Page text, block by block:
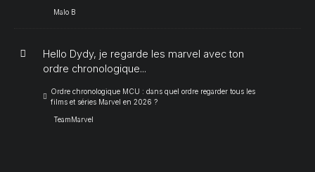
Malo B
Hello Dydy, je regarde les marvel avec ton
ordre chronologique...
Ordre chronologique MCU : dans quel ordre regarder tous les
films et séries Marvel en 2026 ?
TeamMarvel